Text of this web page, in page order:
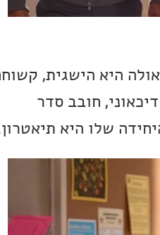
היא הישגית,
חובב סדר
שלו היא